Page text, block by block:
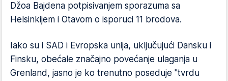
Džoa Bajdena potpisivanjem sporazuma sa
Helsinkijem i Otavom o isporuci 11 brodova.
Iako su i SAD i Evropska unija, uključujući Dansku i
Finsku, obećale značajno povećanje ulaganja u
Grenland, jasno je ko trenutno poseduje "tvrdu